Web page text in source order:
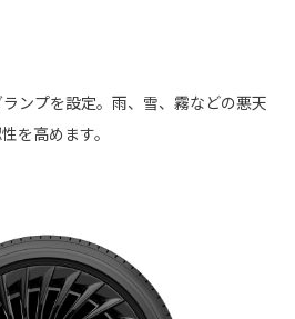
ンプを設定。雨、雪、霧などの悪天
を高めます。